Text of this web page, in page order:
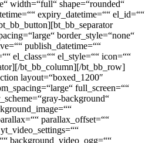
width=“full“ shape=“rounded“
expiry_datetime=““ el_id=““
border_style=“none“
publish_datetime=““
el_class=““ el_style=““ icon=““
bt_bb_column][/bt_bb_row]
layout=“boxed_1200″
full_screen=““
background“
parallax_offset=““
background_video_ogg=““